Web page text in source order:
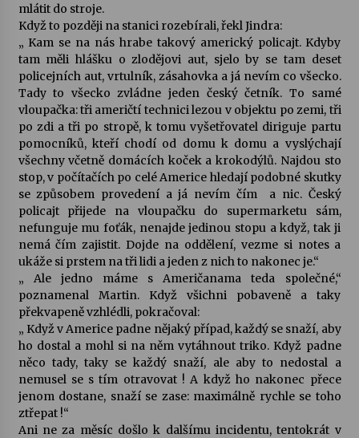
mlátit do stroje.
Když to později na stanici rozebírali, řekl Jindra:
„ Kam se na nás hrabe takový americký policajt. Kdyby
tam měli hlášku o zlodějovi aut, sjelo by se tam deset
policejních aut, vrtulník, zásahovka a já nevím co všecko.
Tady to všecko zvládne jeden český četník. To samé
vloupačka: tři američtí technici lezou v objektu po zemi, tři
po zdi a tři po stropě, k tomu vyšetřovatel diriguje partu
pomocníků, kteří chodí od domu k domu a vyslýchají
všechny včetně domácích koček a krokodýlů. Najdou sto
stop, v počítačích po celé Americe hledají podobné skutky
se způsobem provedení a já nevím čím a nic. Český
policajt přijede na vloupačku do supermarketu sám,
nefunguje mu foťák, nenajde jedinou stopu a když, tak ji
nemá čím zajistit. Dojde na oddělení, vezme si notes a
ukáže si prstem na tři lidi a jeden z nich to nakonec je.“
„ Ale jedno máme s Američanama teda společné,“
poznamenal Martin. Když všichni pobaveně a taky
překvapeně vzhlédli, pokračoval:
„ Když v Americe padne nějaký případ, každý se snaží, aby
ho dostal a mohl si na něm vytáhnout triko. Když padne
něco tady, taky se každý snaží, ale aby to nedostal a
nemusel se s tím otravovat ! A když ho nakonec přece
jenom dostane, snaží se zase: maximálně rychle se toho
ztřepat !“
Ani ne za měsíc došlo k dalšímu incidentu, tentokrát v